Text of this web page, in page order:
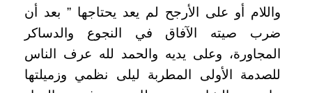
واللام أو على الأرجح لم يعد يحتاجها ” بعد أن
ضرب صيته الآفاق في النجوع والدساكر
المجاورة، وعلى يديه والحمد لله عرف الناس
للصدمة الأولى المطربة ليلى نظمي وزميلتها